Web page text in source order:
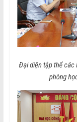
Đại diện tập thể các
phòng